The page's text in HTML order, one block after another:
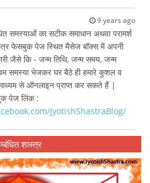
9 years ago
समस्याओं का सटीक समाधान अथवा परामर्श
फेसबुक पेज स्थित मैसेज बॉक्स में अपनी
जैसे कि - जन्म तिथि, जन्म समय, जन्म
समस्या भेजकर घर बैठे ही हमारे कुशल व
से ऑनलाइन प्राप्त कर सकते हैं |
पेज लिंक :
JyotishShastraBlog/
शास्त्र